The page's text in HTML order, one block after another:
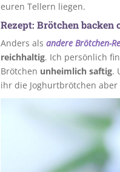
euren Tellern liegen.
Rezept: Brötchen backen
Anders als andere Brötchen-
reichhaltig. Ich persönlich
Brötchen unheimlich saftig.
ihr die Joghurtbrötchen